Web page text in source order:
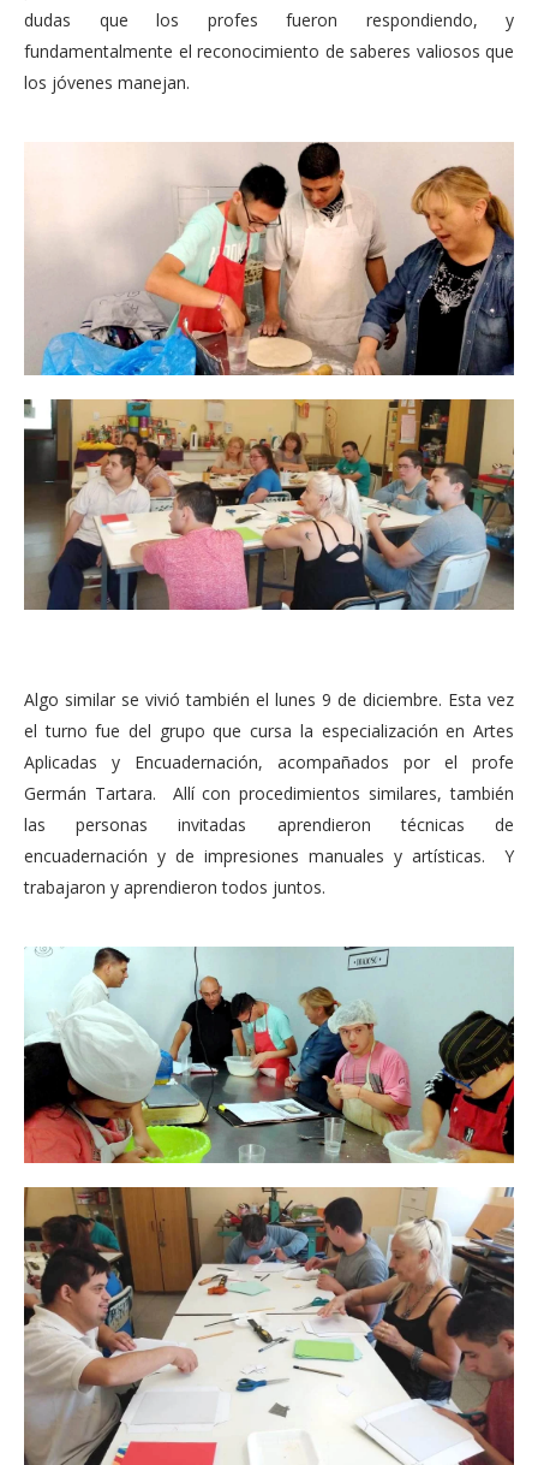
dudas que los profes fueron respondiendo, y
fundamentalmente el reconocimiento de saberes valiosos que
los jóvenes manejan.
Algo similar se vivió también el lunes 9 de diciembre. Esta vez
el turno fue del grupo que cursa la especialización en Artes
Aplicadas y Encuadernación, acompañados por el profe
Germán Tartara. Allí con procedimientos similares, también
las personas invitadas aprendieron técnicas de
encuadernación y de impresiones manuales y artísticas. Y
trabajaron y aprendieron todos juntos.